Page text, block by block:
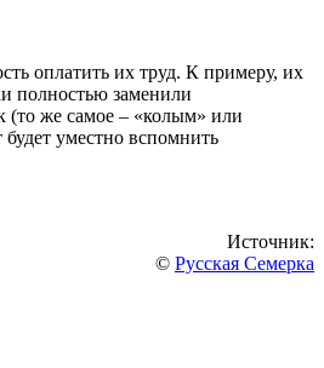
оплатить их труд. К примеру, их
полностью заменили
(то же самое – «колым» или
уместно вспомнить
Источник:
© Русская Семерка